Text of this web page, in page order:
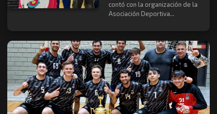
contó con la organización de la
Asociación Deportiva...